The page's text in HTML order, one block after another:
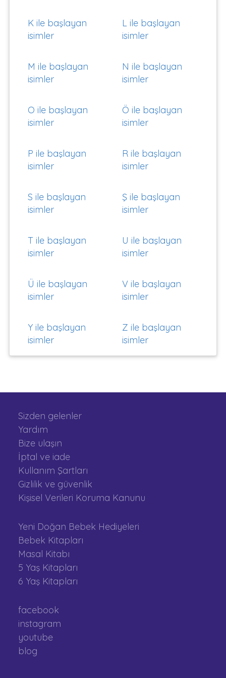
K ile başlayan
isimler
L ile başlayan
isimler
M ile başlayan
isimler
N ile başlayan
isimler
O ile başlayan
isimler
Ö ile başlayan
isimler
P ile başlayan
isimler
R ile başlayan
isimler
S ile başlayan
isimler
Ş ile başlayan
isimler
T ile başlayan
isimler
U ile başlayan
isimler
Ü ile başlayan
isimler
V ile başlayan
isimler
Y ile başlayan
isimler
Z ile başlayan
isimler
Sizden gelenler
Yardım
Bize ulaşın
İptal ve iade
Kullanım Şartları
Gizlilik ve güvenlik
Kişisel Verileri Koruma Kanunu
Yeni Doğan Bebek Hediyeleri
Bebek Kitapları
Masal Kitabı
5 Yaş Kitapları
6 Yaş Kitapları
facebook
instagram
youtube
blog